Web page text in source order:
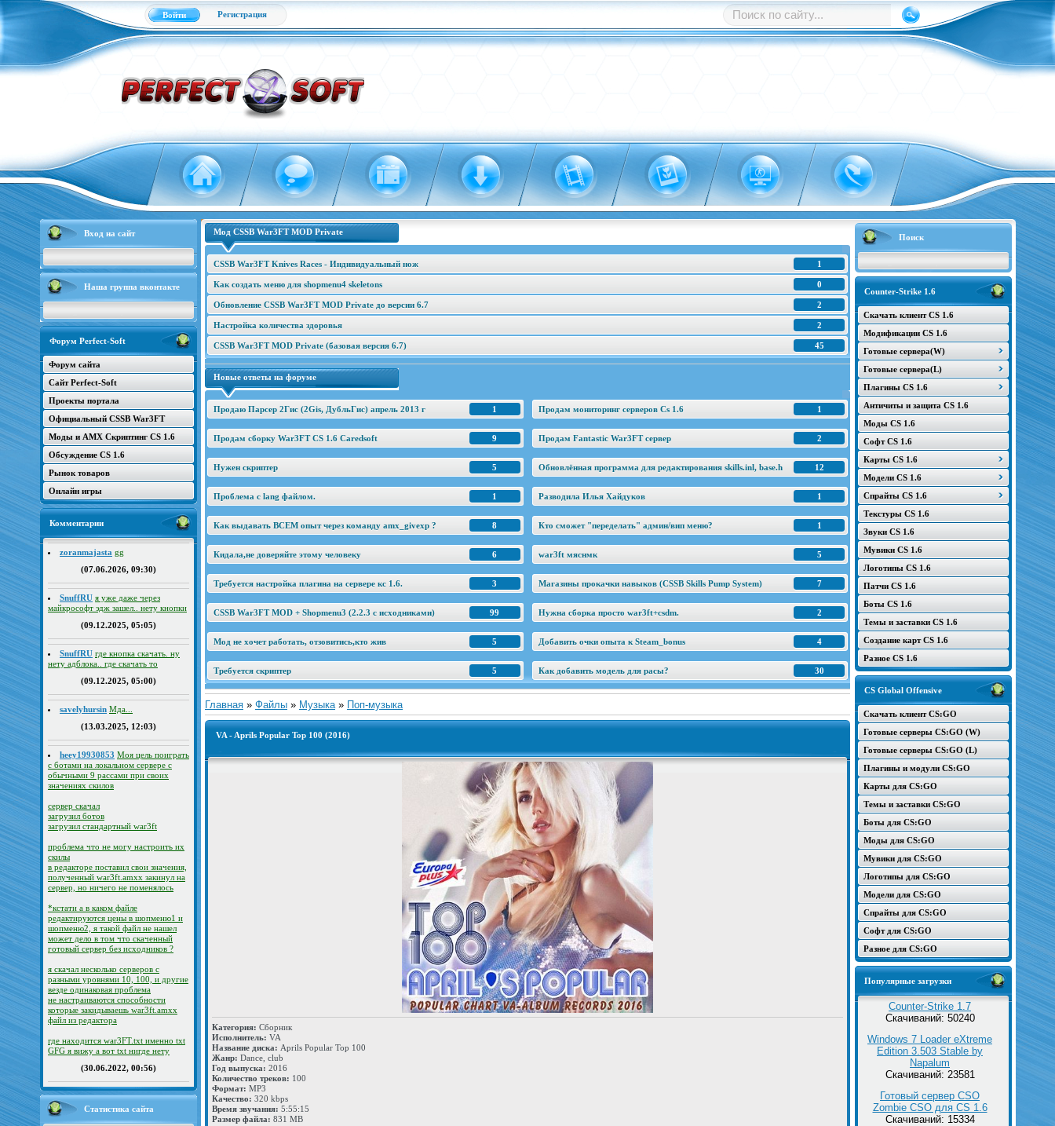
Войти Регистрация
Вход на сайт
Наша группа вконтакте
Форум Perfect-Soft
Форум сайта
Сайт Perfect-Soft
Проекты портала
Официальный CSSB War3FT
Моды и AMX Скриптинг CS 1.6
Обсуждение CS 1.6
Рынок товаров
Онлайн игры
Комментарии
zoranmajasta gg
(07.06.2026, 09:30)
SnuffRU я уже даже через
майкрософт эдж зашел.. нету кнопки
(09.12.2025, 05:05)
SnuffRU где кнопка скачать. ну
нету адблока.. где скачать то
(09.12.2025, 05:00)
savelyhursin Мда...
(13.03.2025, 12:03)
heey19930853 Моя цель поиграть
с ботами на локальном сервере с
обычными 9 рассами при своих
значениях скилов
сервер скачал
загрузил ботов
загрузил стандартный war3ft
проблема что не могу настроить их
скилы
в редакторе поставил свои значения,
полученный war3ft.amxx закинул на
сервер, но ничего не поменялось
*кстати а в каком файле
редактируются цены в шопменю1 и
шопменю2, я такой файл не нашел
может дело в том что скаченный
готовый сервер без исходников ?
я скачал несколько серверов с
разными уровнями 10, 100, и другие
везде одинаковая проблема
не настраиваются способности
которые закидываешь war3ft.amxx
файл из редактора
где находится war3FT.txt именно txt
GFG я вижу а вот txt нигде нету
(30.06.2022, 00:56)
Статистика сайта
Поиск
Counter-Strike 1.6
Скачать клиент CS 1.6
Модификации CS 1.6
Готовые сервера(W)
Готовые сервера(L)
Плагины CS 1.6
Античиты и защита CS 1.6
Моды CS 1.6
Софт CS 1.6
Карты CS 1.6
Модели CS 1.6
Спрайты CS 1.6
Текстуры CS 1.6
Звуки CS 1.6
Мувики CS 1.6
Логотипы CS 1.6
Патчи CS 1.6
Боты CS 1.6
Темы и заставки CS 1.6
Создание карт CS 1.6
Разное CS 1.6
CS Global Offensive
Скачать клиент CS:GO
Готовые серверы CS:GO (W)
Готовые серверы CS:GO (L)
Плагины и модули CS:GO
Карты для CS:GO
Темы и заставки CS:GO
Боты для CS:GO
Моды для CS:GO
Мувики для CS:GO
Логотипы для CS:GO
Модели для CS:GO
Спрайты для CS:GO
Софт для CS:GO
Разное для CS:GO
Популярные загрузки
Counter-Strike 1.7
Скачиваний: 50240
Windows 7 Loader eXtreme
Edition 3.503 Stable by
Napalum
Скачиваний: 23581
Готовый сервер CSO
Zombie CSO для CS 1.6
Скачиваний: 15334
Мод CSSB War3FT MOD Private
1
CSSB War3FT Knives Races - Индивидуальный нож
0
Как создать меню для shopmenu4 skeletons
2
Обновление CSSB War3FT MOD Private до версии 6.7
2
Настройка количества здоровья
45
CSSB War3FT MOD Private (базовая версия 6.7)
Новые ответы на форуме
1
Продаю Парсер 2Гис (2Gis, ДубльГис) апрель 2013 г 1
Продам мониторинг серверов Cs 1.6
9
Продам сборку War3FT CS 1.6 Caredsoft 2
Продам Fantastic War3FT сервер
5
Нужен скриптер 12
Обновлённая программа для редактирования skills.inl, base.h
1
Проблема с lang файлом. 1
Разводила Илья Хайдуков
8
Как выдавать ВСЕМ опыт через команду amx_givexp ? 1
Кто сможет "переделать" админ/вип меню?
6
Кидала,не доверяйте этому человеку 5
war3ft мяснмк
3
Требуется настройка плагина на сервере кс 1.6. 7
Магазины прокачки навыков (CSSB Skills Pump System)
99
CSSB War3FT MOD + Shopmenu3 (2.2.3 c исходниками) 2
Нужна сборка просто war3ft+csdm.
5
Мод не хочет работать, отзовитись,кто жив 4
Добавить очки опыта к Steam_bonus
5
Требуется скриптер 30
Как добавить модель для расы?
Главная » Файлы » Музыка » Поп-музыка
VA - Aprils Popular Top 100 (2016)
Категория: Сборник
Исполнитель: VA
Название диска: Aprils Popular Top 100
Жанр: Dance, club
Год выпуска: 2016
Количество треков: 100
Формат: MP3
Качество: 320 kbps
Время звучания: 5:55:15
Размер файла: 831 MB